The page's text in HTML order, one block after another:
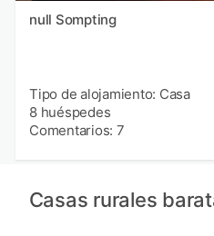
null Sompting
Tipo de alojamiento: Casa
8 huéspedes
Comentarios: 7
Casas rurales